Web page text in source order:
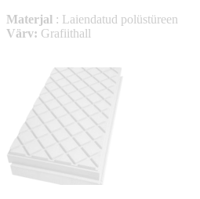
Materjal : Laiendatud polüstüreen
Värv: Grafiithall